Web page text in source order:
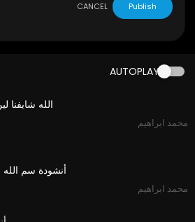
CANCEL Publish
AUTOPLAY
3:53
الله شايفنا
محمد ابراهيم
أنشودة سم
محمد ابراهيم